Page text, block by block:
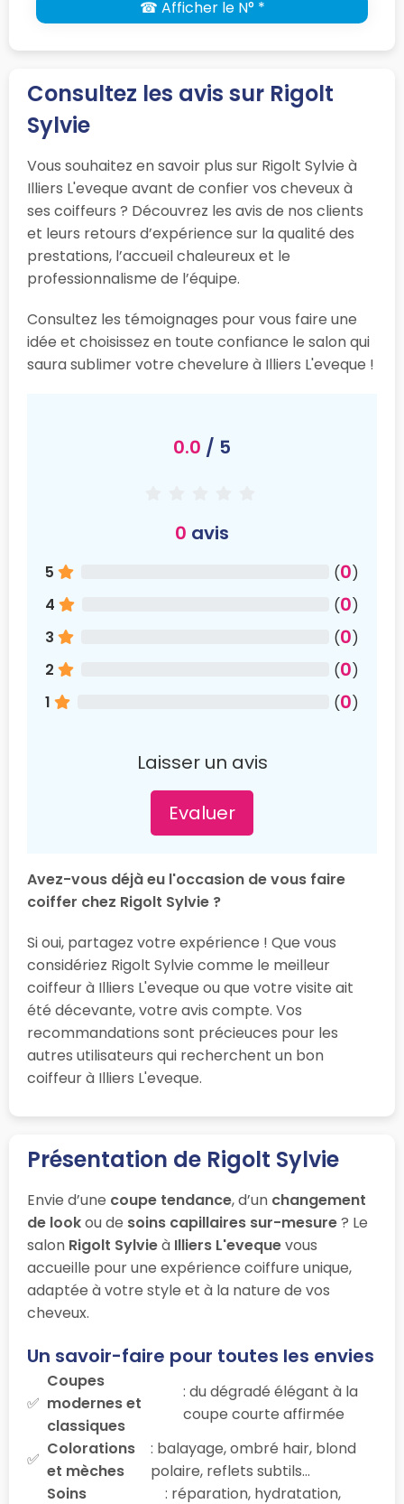
☎ Afficher le N° *
Consultez les avis sur Rigolt
Sylvie
Vous souhaitez en savoir plus sur Rigolt Sylvie à
Illiers L'eveque avant de confier vos cheveux à
ses coiffeurs ? Découvrez les avis de nos clients
et leurs retours d’expérience sur la qualité des
prestations, l’accueil chaleureux et le
professionnalisme de l’équipe.
Consultez les témoignages pour vous faire une
idée et choisissez en toute confiance le salon qui
saura sublimer votre chevelure à Illiers L'eveque !
0.0 / 5
0 avis
5 (0)
4
(0)
3
(0)
2
(0)
1
(0)
Laisser un avis
Evaluer
Avez-vous déjà eu l'occasion de vous faire
coiffer chez Rigolt Sylvie ?
Si oui, partagez votre expérience ! Que vous
considériez Rigolt Sylvie comme le meilleur
coiffeur à Illiers L'eveque ou que votre visite ait
été décevante, votre avis compte. Vos
recommandations sont précieuces pour les
autres utilisateurs qui recherchent un bon
coiffeur à Illiers L'eveque.
Présentation de Rigolt Sylvie
Envie d’une coupe tendance, d’un changement
de lookou de soins capillaires sur-mesure? Le
salon Rigolt Sylvieà Illiers L'evequevous
accueille pour une expérience coiffure unique,
adaptée à votre style et à la nature de vos
cheveux.
Un savoir-faire pour toutes les envies
Coupes
modernes et
classiques
: du dégradé élégant à la
coupe courte affirmée
Colorations
et mèches
: balayage, ombré hair, blond
polaire, reflets subtils…
Soins
: réparation, hydratation,